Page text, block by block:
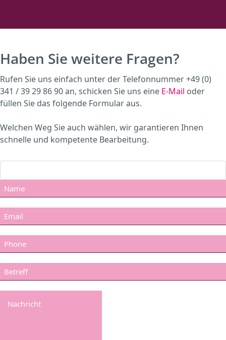
Haben Sie weitere Fragen?
Rufen Sie uns einfach unter der Telefonnummer +49 (0)
341 / 39 29 86 90 an, schicken Sie uns eine E-Mail oder
füllen Sie das folgende Formular aus.
Welchen Weg Sie auch wählen, wir garantieren Ihnen
schnelle und kompetente Bearbeitung.